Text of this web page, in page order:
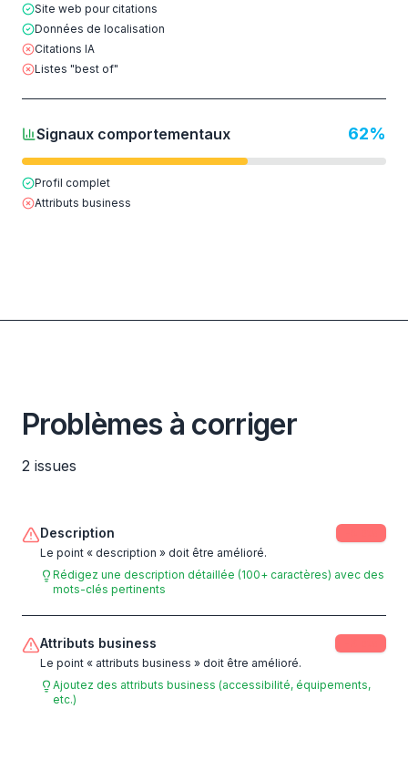
Site web pour citations
Données de localisation
Citations IA
Listes "best of"
Signaux comportementaux 62%
Profil complet
Attributs business
Problèmes à corriger
2 issues
Description
Le point « description » doit être amélioré.
Rédigez une description détaillée (100+ caractères) avec des
mots-clés pertinents
Attributs business
Le point « attributs business » doit être amélioré.
Ajoutez des attributs business (accessibilité, équipements,
etc.)